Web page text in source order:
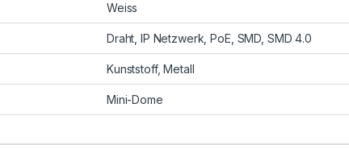
Weiss
Draht, IP Netzwerk, PoE, SMD, SMD 4.0
Kunststoff, Metall
Mini-Dome